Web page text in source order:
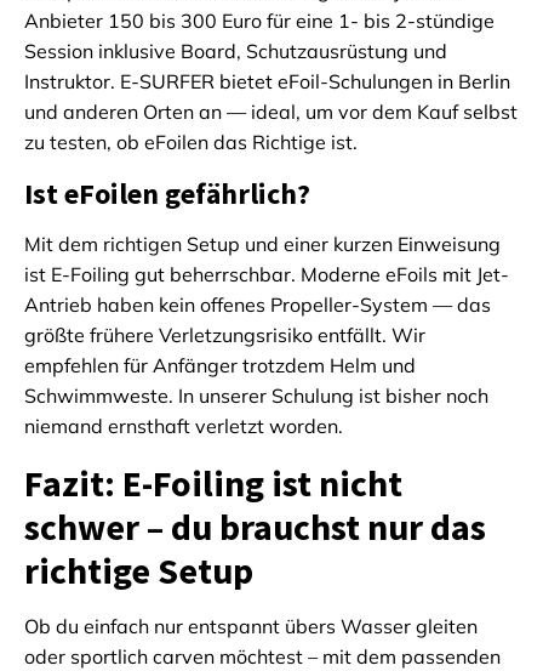
Anbieter 150 bis 300 Euro für eine 1- bis 2-stündige
Session inklusive Board, Schutzausrüstung und
Instruktor. E-SURFER bietet eFoil-Schulungen in Berlin
und anderen Orten an — ideal, um vor dem Kauf selbst
zu testen, ob eFoilen das Richtige ist.
Ist eFoilen gefährlich?
Mit dem richtigen Setup und einer kurzen Einweisung
ist E-Foiling gut beherrschbar. Moderne eFoils mit Jet-
Antrieb haben kein offenes Propeller-System — das
größte frühere Verletzungsrisiko entfällt. Wir
empfehlen für Anfänger trotzdem Helm und
Schwimmweste. In unserer Schulung ist bisher noch
niemand ernsthaft verletzt worden.
Fazit: E-Foiling ist nicht
schwer – du brauchst nur das
richtige Setup
Ob du einfach nur entspannt übers Wasser gleiten
oder sportlich carven möchtest – mit dem passenden